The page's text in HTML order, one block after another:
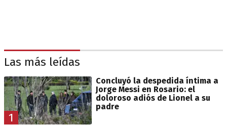
Las más leídas
1
Concluyó la despedida íntima a
Jorge Messi en Rosario: el
doloroso adiós de Lionel a su
padre